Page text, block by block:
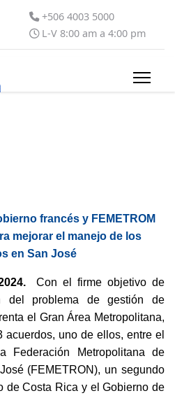
+506 4003 5000
L-V 8:00 am a 4:00 pm
francés y FEMETROM
mejorar el manejo de los
en San José
Con el firme objetivo de
del problema de gestión de
el Gran Área Metropolitana,
acuerdos, uno de ellos, entre el
Federación Metropolitana de
(FEMETRON), un segundo
de Costa Rica y el Gobierno de